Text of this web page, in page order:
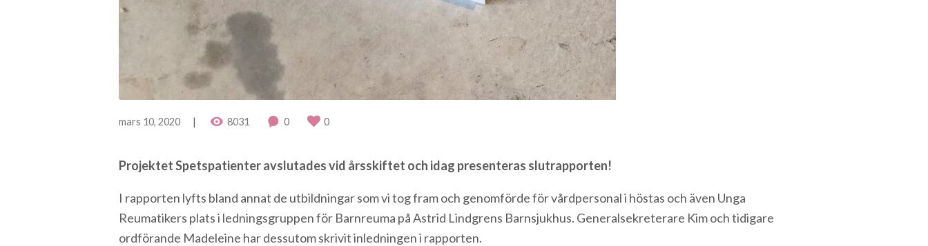
mars 10, 2020 8031 0 0
Projektet Spetspatienter avslutades vid årsskiftet och idag presenteras slutrapporten!
I rapporten lyfts bland annat de utbildningar som vi tog fram och genomförde för vårdpersonal i höstas och även Unga
Reumatikers plats i ledningsgruppen för Barnreuma på Astrid Lindgrens Barnsjukhus. Generalsekreterare Kim och tidigare
ordförande Madeleine har dessutom skrivit inledningen i rapporten.